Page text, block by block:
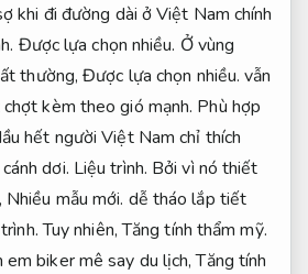
khi đi đường dài ở Việt Nam chính
Được lựa chọn nhiều. Ở vùng
thường,Được lựa chọn nhiều. vẫn
kèm theo gió mạnh. Phù hợp
hết người Việt Nam chỉ thích
dơi. Liệu trình. Bởi vì nó thiết
Nhiều mẫu mới. dễ tháo lắp tiết
Tuy nhiên,Tăng tính thẩm mỹ.
em biker mê say du lịch,Tăng tính